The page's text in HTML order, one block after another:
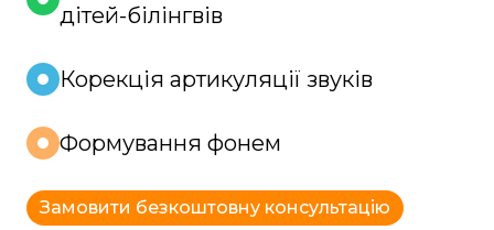
дітей-білінгвів
Корекція артикуляції звуків
Формування фонем
Замовити безкоштовну консультацію